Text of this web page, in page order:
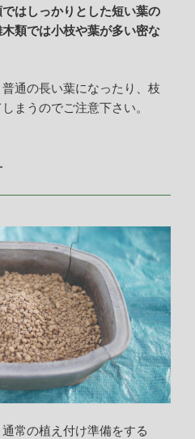
はしっかりとした短い葉の
類では小枝や葉が多い密な
通の長い葉になったり、枝
まうのでご注意下さい。
常の植え付け準備をする